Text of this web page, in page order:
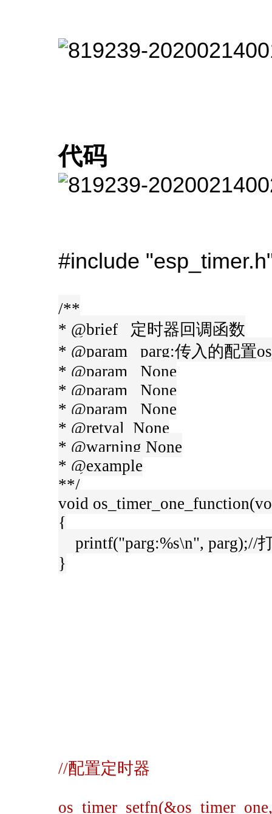
代码
#include
/**
* @brief 定时器回调函数
* @param parg:传入的配置
* @param None
* @param None
* @param None
* @retval None
* @warning None
* @example
**/
void
{
printf("parg:%s\n", parg);//
}
//配置定时器